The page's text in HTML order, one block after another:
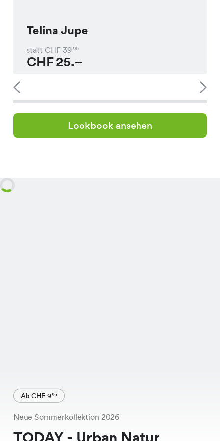
Telina Jupe
statt CHF 3995
CHF25.–
Lookbook ansehen
Ab CHF 995
Neue Sommerkollektion 2026
TODAY - Urban Natur